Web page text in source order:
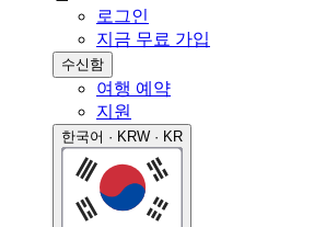
로그인
지금 무료 가입
수신함
여행 예약
지원
한국어 · KRW · KR